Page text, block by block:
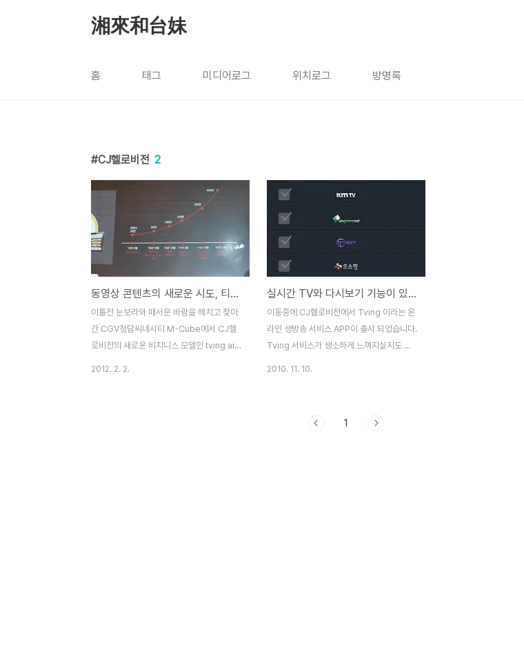
湘來和台妹
홈 태그 미디어로그 위치로그 방명록
CJ헬로비전 2
동영상 콘텐츠의 새로운 시도, 티빙 에어(Tving air)
이틀전 눈보라와 매서운 바람을 헤치고 찾아
간 CGV청담씨네시티 M-Cube에서 CJ헬
로비전의 새로운 비지니스 모델인 tving air
2012. 2. 2.
실시간 TV와 다시보기 기능이 있는 어플 TVing
이동중에 CJ헬로비전에서 Tving 이라는 온
라인 생방송 서비스 APP이 출시 되었습니다.
Tving 서비스가 생소하게 느껴지실지도 모
비스였죠. 유료 방송 플랫폼 사업자와 채널
2010. 11. 10.
1